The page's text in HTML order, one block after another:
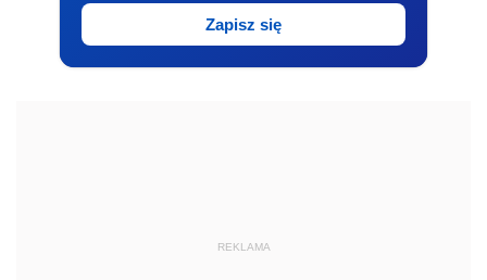
Zapisz się
REKLAMA